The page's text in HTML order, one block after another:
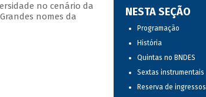
no cenário da
nomes da
NESTA SEÇÃO
Programação
História
Quintas no BNDES
Sextas instrumentais
Reserva de ingressos